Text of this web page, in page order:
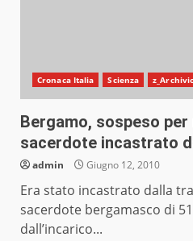
Cronaca Italia Scienza
Bergamo, sospeso
sacerdote incastrato
admin Giugno 12, 2010
Era stato incastrato dalla
sacerdote bergamasco di
dall’incarico...